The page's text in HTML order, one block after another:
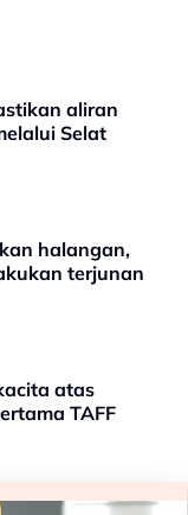
aliran
Selat
halangan,
terjunan
atas
TAFF